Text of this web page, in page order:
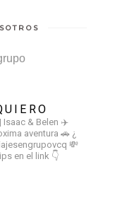
Isaac & Belen ✈️
aventura 🚗 ¿
💸
en el link 👇